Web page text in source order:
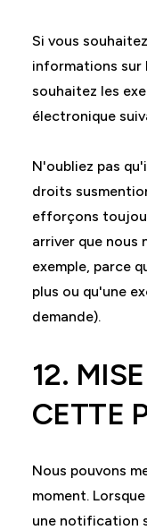
Si vous
informations sur
souhaitez les
électronique
N'oubliez pas
droits
efforçons
arriver que nous
exemple, parce
plus ou qu'une
demande).
12.
CETTE
Nous pouvons
moment.
une notification